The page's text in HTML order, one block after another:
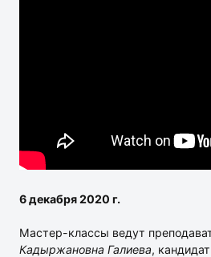
6 декабря 2020 г.
Мастер-классы ведут
Кадыржановна Галиева,